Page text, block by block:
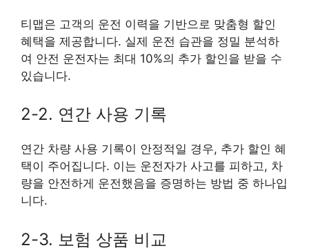
티맵은 고객의 운전 이력을 기반으로 맞춤형 할인
혜택을 제공합니다. 실제 운전 습관을 정밀 분석하
여 안전 운전자는 최대 10%의 추가 할인을 받을 수
있습니다.
2-2. 연간 사용 기록
연간 차량 사용 기록이 안정적일 경우, 추가 할인 혜
택이 주어집니다. 이는 운전자가 사고를 피하고, 차
량을 안전하게 운전했음을 증명하는 방법 중 하나입
니다.
2-3. 보험 상품 비교